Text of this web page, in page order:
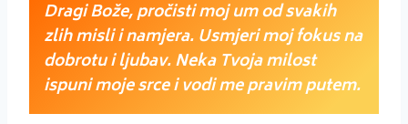
Dragi Bože, pročisti moj um od svakih
zlih misli i namjera. Usmjeri moj fokus na
dobrotu i ljubav. Neka Tvoja milost
ispuni moje srce i vodi me pravim putem.